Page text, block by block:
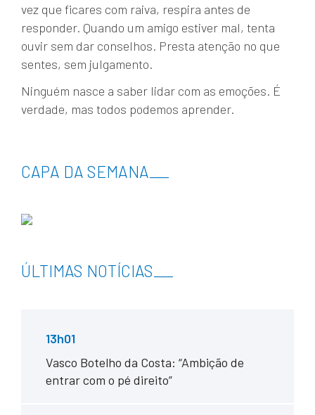
vez que ficares com raiva, respira antes de
responder. Quando um amigo estiver mal, tenta
ouvir sem dar conselhos. Presta atenção no que
sentes, sem julgamento.
Ninguém nasce a saber lidar com as emoções. É
verdade, mas todos podemos aprender.
CAPA DA SEMANA
ÚLTIMAS NOTÍCIAS
13h01
Vasco Botelho da Costa: “Ambição de
entrar com o pé direito”